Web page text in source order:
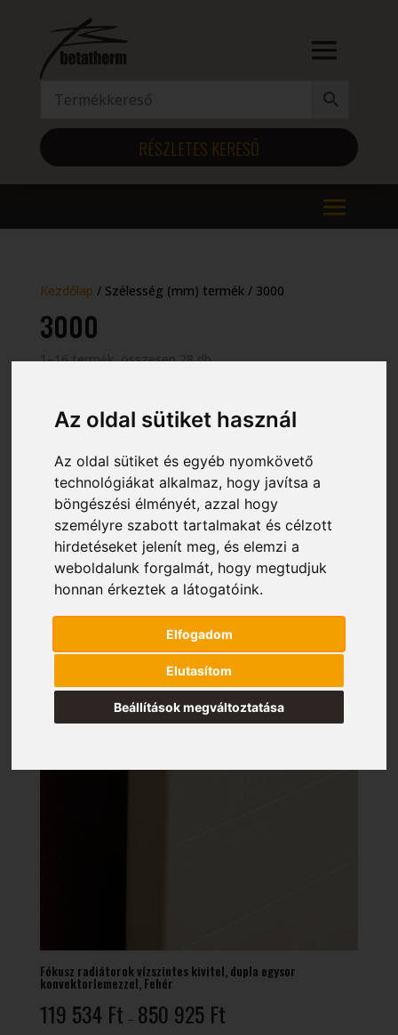
Az oldal sütiket használ
Az oldal sütiket és egyéb nyomkövető
technológiákat alkalmaz, hogy javítsa a
böngészési élményét, azzal hogy
személyre szabott tartalmakat és célzott
hirdetéseket jelenít meg, és elemzi a
weboldalunk forgalmát, hogy megtudjuk
honnan érkeztek a látogatóink.
Elfogadom
Elutasítom
Beállítások megváltoztatása
RÉSZLETES KERESŐ
Kezdőlap / Szélesség (mm) termék / 3000
3000
1–16 termék, összesen 28 db
Fókusz radiátorok vízszintes kivitel, dupla egysor
konvektorlemezzel, Fehér
119 534 Ft – 850 925 Ft119